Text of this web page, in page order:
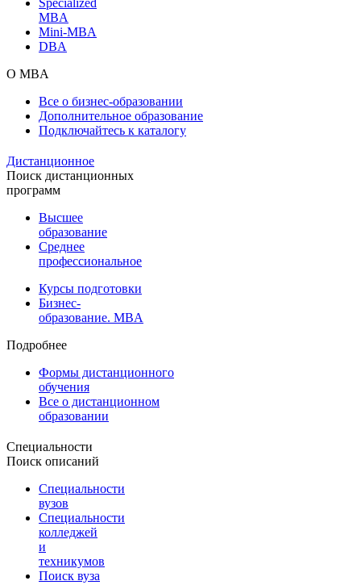
MBA
Mini-MBA
DBA
О MBA
Все о бизнес-образовании
Дополнительное образование
Подключайтесь к каталогу
Дистанционное
Поиск дистанционных
программ
Высшее
образование
Среднее
профессиональное
Курсы подготовки
Бизнес-
образование. MBA
Подробнее
Формы дистанционного
обучения
Все о дистанционном
образовании
Специальности
Поиск описаний
Специальности
вузов
Специальности
колледжей
и
техникумов
Поиск вуза